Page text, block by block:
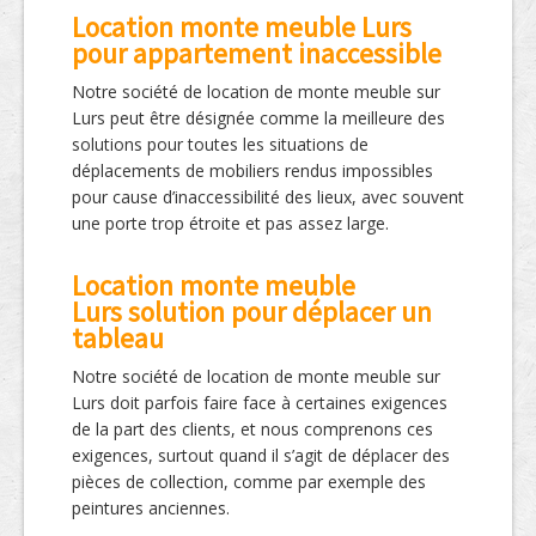
Location monte meuble Lurs
pour appartement inaccessible
Notre société de location de monte meuble sur
Lurs peut être désignée comme la meilleure des
solutions pour toutes les situations de
déplacements de mobiliers rendus impossibles
pour cause d’inaccessibilité des lieux, avec souvent
une porte trop étroite et pas assez large.
Location monte meuble
Lurs solution pour déplacer un
tableau
Notre société de location de monte meuble sur
Lurs doit parfois faire face à certaines exigences
de la part des clients, et nous comprenons ces
exigences, surtout quand il s’agit de déplacer des
pièces de collection, comme par exemple des
peintures anciennes.